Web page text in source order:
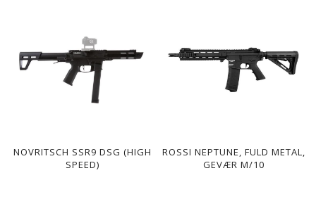
NOVRITSCH SSR9 DSG (HIGH
SPEED)
ROSSI NEPTUNE, FULD METAL,
GEVÆR M/10